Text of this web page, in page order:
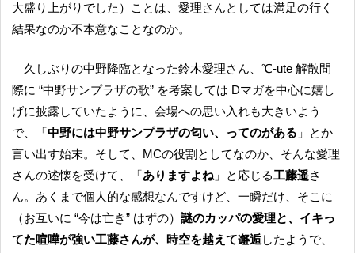
大盛り上がりでした）ことは、愛理さんとしては満足の行く
結果なのか不本意なことなのか。
久しぶりの中野降臨となった鈴木愛理さん、℃-ute 解散間
際に “中野サンプラザの歌” を考案しては Dマガを中心に嬉し
げに披露していたように、会場への思い入れも大きいよう
で、「中野には中野サンプラザの匂い、ってのがある 」とか
言い出す始末。そして、MCの役割としてなのか、そんな愛理
さんの述懐を受けて、「ありますよね 」と応じる工藤遥さ
ん。あくまで個人的な感想なんですけど、一瞬だけ、そこに
（お互いに “今は亡き” はずの） 謎のカッパの愛理と、イキっ
てた喧嘩が強い工藤さんが、時空を越えて邂逅したようで、